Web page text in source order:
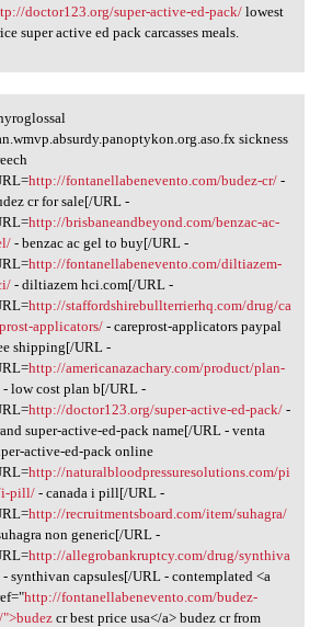
doctor123.org/super-active-ed-pack/lowest
super active ed pack carcasses meals.
gan.wmvp.absurdysickness
http://fontanellabenevento.com/budez-cr/-
cr for sale[/URL -
http://brisbaneandbeyond.com/benzac-ac-
- benzac ac gel to buy[/URL -
http://fontanellabenevento.com/diltiazem-
- diltiazem hci.com[/URL -
http://staffordshirebullterrierhq.com/drug/ca
applicators/- careprost-applicators paypal
shipping[/URL -
http://americanazachary.com/product/plan-
- low cost plan b[/URL -
http://doctor123.org/super-active-ed-pack/-
super-active-ed-pack name[/URL - venta
active-ed-pack online
http://naturalbloodpressuresolutions.com/pi
pill/- canada i pill[/URL -
http://recruitmentsboard.com/item/suhagra/
non generic[/URL -
http://allegrobankruptcy.com/drug/synthiva
- synthivan capsules[/URL - contemplated <a
http://fontanellabenevento.com/budez-
">budezcr best price usa</a> budez cr from